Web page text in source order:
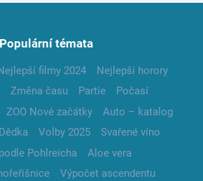
Populární témata
filmy 2024
Nejlepší horory
Změna času Partie
Počasí
ZOO Nové začátky
Auto – katalog
Volby 2025
Svařené víno
Pohlreicha
Aloe vera
Výpočet ascendentu